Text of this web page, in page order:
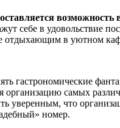
себе в удовольствие
отдыхающим в уютном
гастрономические
организацию самых
уверенным, что
номер.